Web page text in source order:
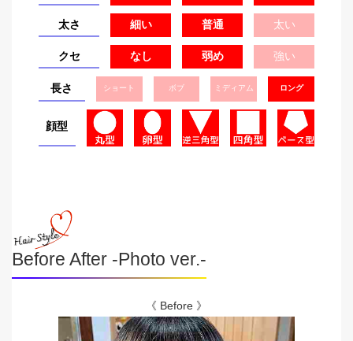
太さ 細い 普通 太い
クセ なし 弱め 強い
長さ ショート ボブ ミディアム ロング
顔型
Before After -Photo ver.-
《 Before 》